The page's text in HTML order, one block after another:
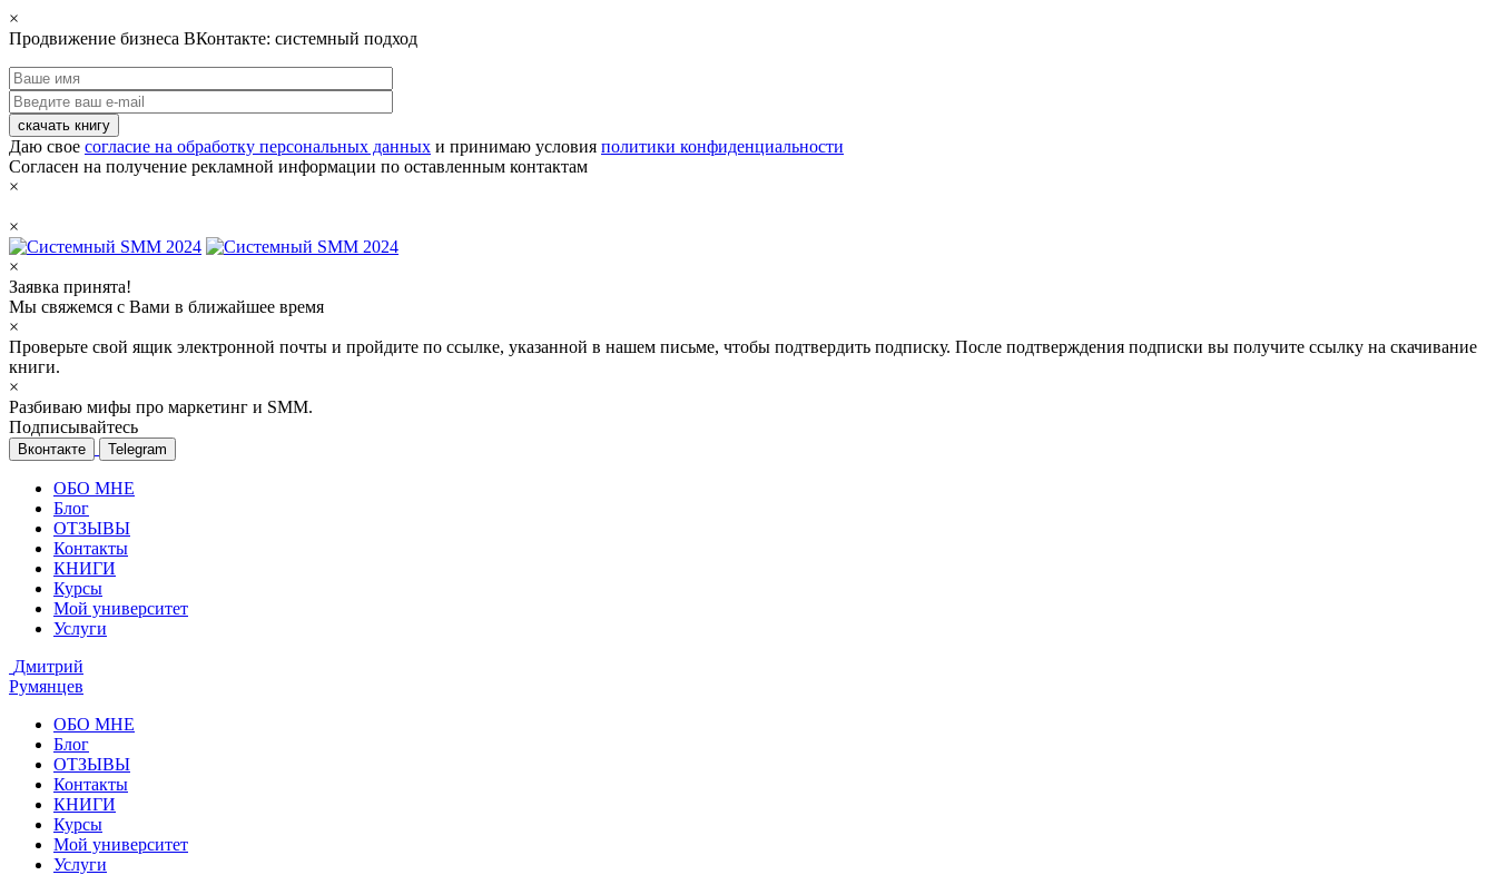
×
Продвижение бизнеса ВКонтакте: системный подход
скачать книгу
Даю свое согласие на обработку персональных данных и принимаю условия политики конфиденциальности
Согласен на получение рекламной информации по оставленным контактам
×
×
×
Заявка принята!
Мы свяжемся с Вами в ближайшее время
×
Проверьте свой ящик электронной почты и пройдите по ссылке, указанной в нашем письме, чтобы подтвердить подписку. После подтверждения подписки вы получите ссылку на скачивание
книги.
×
Разбиваю мифы про маркетинг и SMM.
Подписывайтесь
Вконтакте Telegram
ОБО МНЕ
Блог
ОТЗЫВЫ
Контакты
КНИГИ
Курсы
Мой университет
Услуги
Дмитрий
Румянцев
ОБО МНЕ
Блог
ОТЗЫВЫ
Контакты
КНИГИ
Курсы
Мой университет
Услуги